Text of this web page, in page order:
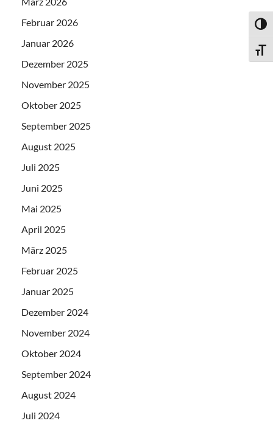
Februar 2026
Januar 2026
Dezember 2025
November 2025
Oktober 2025
September 2025
August 2025
Juli 2025
Juni 2025
Mai 2025
April 2025
März 2025
Februar 2025
Januar 2025
Dezember 2024
November 2024
Oktober 2024
September 2024
August 2024
Juli 2024